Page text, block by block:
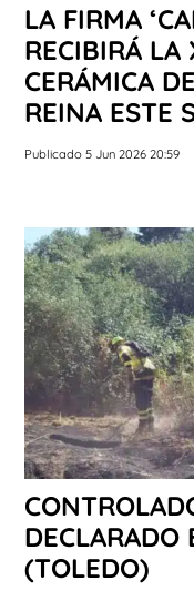
LA FIRMA
RECIBIRÁ LA
CERÁMICA
REINA ESTE
Publicado 5 Jun 2026 20:59
DECLARADO
(TOLEDO)